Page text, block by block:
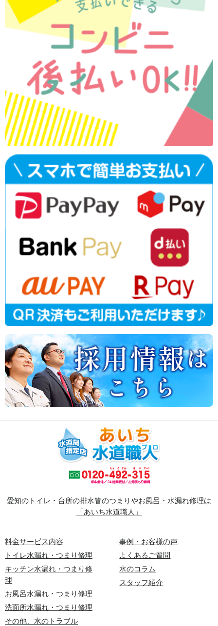
愛知のトイレ・台所の排水管のつまりやお風呂・水漏れ修理は
「あいち水道職人」
料金サービス内容
トイレ水漏れ・つまり修理
キッチン水漏れ・つまり修
理
お風呂水漏れ・つまり修理
洗面所水漏れ・つまり修理
その他、水のトラブル
事例・お客様の声
よくあるご質問
水のコラム
スタッフ紹介